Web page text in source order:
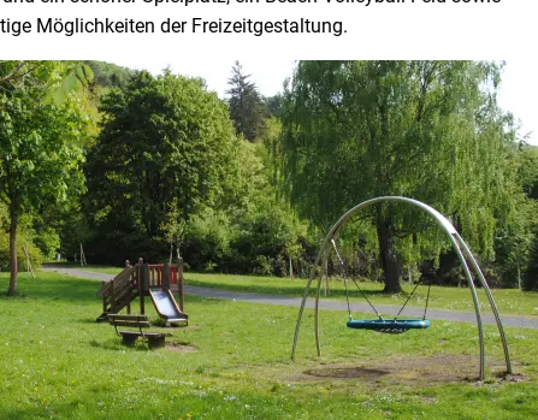
Möglichkeiten der Freizeitgestaltung.